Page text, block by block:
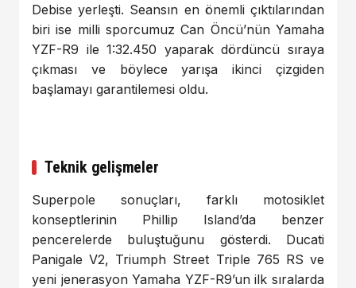
Debise yerleşti. Seansın en önemli çıktılarından
biri ise milli sporcumuz Can Öncü’nün Yamaha
YZF-R9 ile 1:32.450 yaparak dördüncü sıraya
çıkması ve böylece yarışa ikinci çizgiden
başlamayı garantilemesi oldu.
Teknik gelişmeler
Superpole sonuçları, farklı motosiklet
konseptlerinin Phillip Island’da benzer
pencerelerde buluştuğunu gösterdi. Ducati
Panigale V2, Triumph Street Triple 765 RS ve
yeni jenerasyon Yamaha YZF-R9’un ilk sıralarda